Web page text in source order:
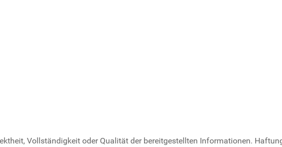
Vollständigkeit oder Qualität der bereitgestellten Informationen.